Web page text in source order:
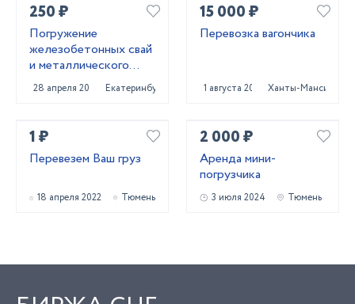
250 ₽
Погружение
железобетонных свай
и металлического
шпунта аренда
сваебоя
28 апреля 2022 Екатеринбург
15 000 ₽
Перевозка вагончика
1 августа 2024 Ханты-Мансийск
1 ₽
Перевезем Ваш груз
18 апреля 2022 Тюмень
2 000 ₽
Аренда мини-
погрузчика
3 июля 2024 Тюмень